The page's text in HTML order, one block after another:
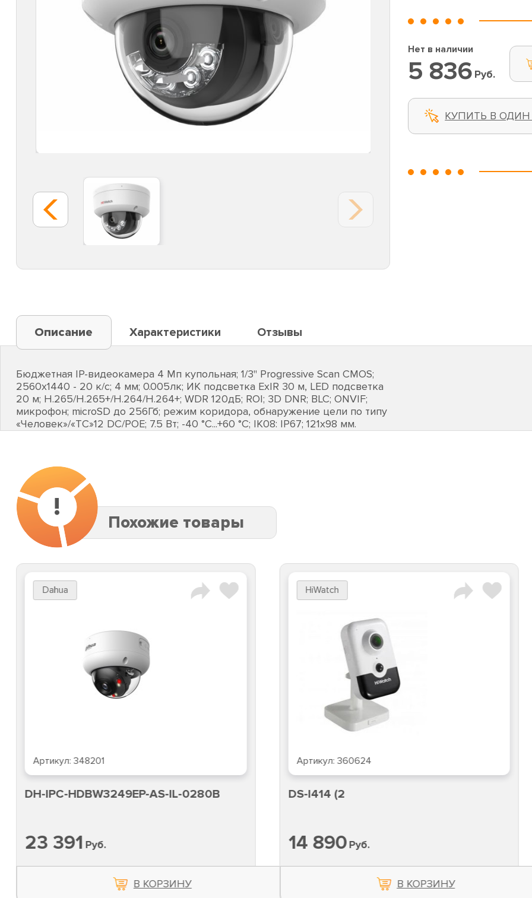
Нет в наличии
5 836 Руб.
КУПИТЬ В
Описание Характеристики Отзывы
Бюджетная IP-видеокамера 4 Мп купольная; 1/3" Progressive Scan CMOS;
2560х1440 - 20 к/с; 4 мм; 0.005лк; ИК подсветка EхIR 30 м, LED подсветка
20 м; H.265/H.265+/H.264/H.264+; WDR 120дБ; ROI; 3D DNR; BLC; ONVIF;
микрофон; microSD до 256Гб; режим коридора, обнаружение цели по типу
«Человек»/«ТС»12 DC/POE; 7.5 Вт; -40 °C...+60 °C; IK08: IP67; 121х98 мм.
!
Похожие товары
Dahua
Артикул:348201
DH-IPC-HDBW3249EP-AS-IL-0280B
23 391 Руб.
В КОРЗИНУ
HiWatch
Артикул:360624
DS-I414 (2
14 890Руб.
В КОРЗИНУ